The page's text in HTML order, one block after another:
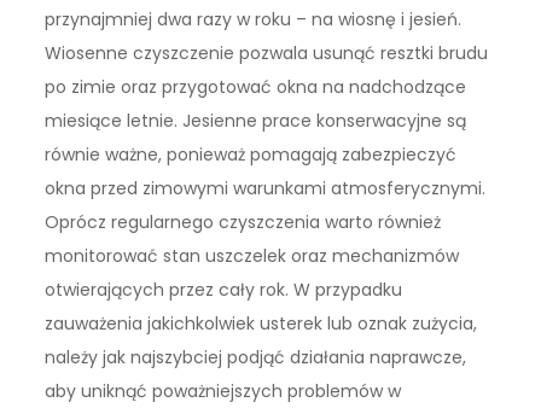
przynajmniej dwa razy w roku – na wiosnę i jesień.
Wiosenne czyszczenie pozwala usunąć resztki brudu
po zimie oraz przygotować okna na nadchodzące
miesiące letnie. Jesienne prace konserwacyjne są
równie ważne, ponieważ pomagają zabezpieczyć
okna przed zimowymi warunkami atmosferycznymi.
Oprócz regularnego czyszczenia warto również
monitorować stan uszczelek oraz mechanizmów
otwierających przez cały rok. W przypadku
zauważenia jakichkolwiek usterek lub oznak zużycia,
należy jak najszybciej podjąć działania naprawcze,
aby uniknąć poważniejszych problemów w